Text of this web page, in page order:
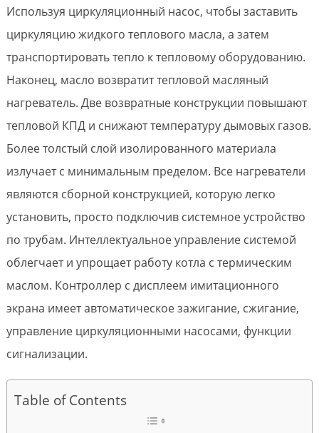
Используя циркуляционный насос, чтобы заставить
циркуляцию жидкого теплового масла, а затем
транспортировать тепло к тепловому оборудованию.
Наконец, масло возвратит тепловой масляный
нагреватель. Две возвратные конструкции повышают
тепловой КПД и снижают температуру дымовых газов.
Более толстый слой изолированного материала
излучает с минимальным пределом. Все нагреватели
являются сборной конструкцией, которую легко
установить, просто подключив системное устройство
по трубам. Интеллектуальное управление системой
облегчает и упрощает работу котла с термическим
маслом. Контроллер с дисплеем имитационного
экрана имеет автоматическое зажигание, сжигание,
управление циркуляционными насосами, функции
сигнализации.
Table of Contents